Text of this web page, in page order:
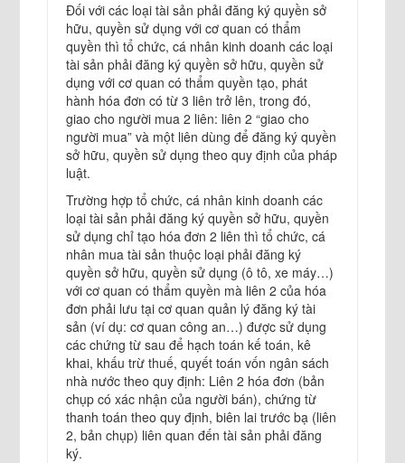
Đối với các loại tài sản phải đăng ký quyền sở
hữu, quyền sử dụng với cơ quan có thẩm
quyền thì tổ chức, cá nhân kinh doanh các loại
tài sản phải đăng ký quyền sở hữu, quyền sử
dụng với cơ quan có thẩm quyền tạo, phát
hành hóa đơn có từ 3 liên trở lên, trong đó,
giao cho người mua 2 liên: liên 2 “giao cho
người mua” và một liên dùng để đăng ký quyền
sở hữu, quyền sử dụng theo quy định của pháp
luật.
Trường hợp tổ chức, cá nhân kinh doanh các
loại tài sản phải đăng ký quyền sở hữu, quyền
sử dụng chỉ tạo hóa đơn 2 liên thì tổ chức, cá
nhân mua tài sản thuộc loại phải đăng ký
quyền sở hữu, quyền sử dụng (ô tô, xe máy…)
với cơ quan có thẩm quyền mà liên 2 của hóa
đơn phải lưu tại cơ quan quản lý đăng ký tài
sản (ví dụ: cơ quan công an…) được sử dụng
các chứng từ sau để hạch toán kế toán, kê
khai, khấu trừ thuế, quyết toán vốn ngân sách
nhà nước theo quy định: Liên 2 hóa đơn (bản
chụp có xác nhận của người bán), chứng từ
thanh toán theo quy định, biên lai trước bạ (liên
2, bản chụp) liên quan đến tài sản phải đăng
ký.